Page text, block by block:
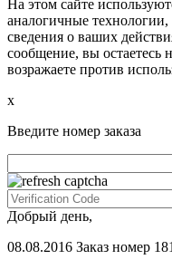
На этом сайте
аналогичные технологии,
сведения о ваших
сообщение, вы остаетесь
возражаете против
х
Введите номер заказа
Добрый день,
08.08.2016 Заказ номер